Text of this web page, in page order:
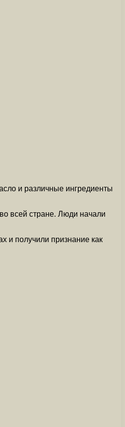
и различные ингредиенты
всей стране. Люди начали
и получили признание как